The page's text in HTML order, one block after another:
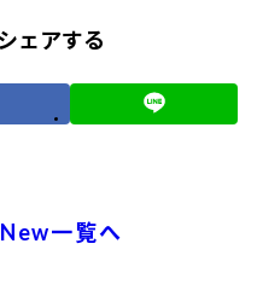
ェアする
一覧へ